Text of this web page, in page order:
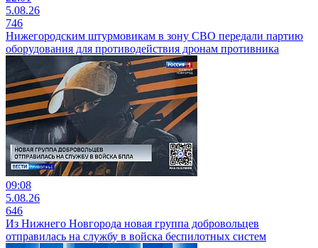
5.08.26
746
Нижегородским штурмовикам в зону СВО передали партию
оборудования для противодействия дронам противника
09:08
5.08.26
646
Из Нижнего Новгорода новая группа добровольцев
отправилась на службу в войска беспилотных систем